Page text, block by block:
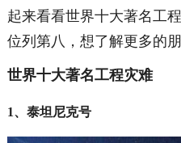
起来看看世界十大著名工
位列第八，想了解更多的
世界十大著名工程灾难
1、泰坦尼克号